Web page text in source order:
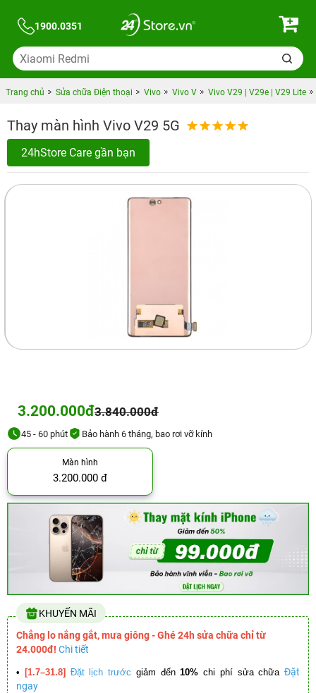
1900.0351
Trang chủ Sửa chữa Điện thoại Vivo Vivo V Vivo V29 | V29e | V29 Lite
Thay màn hình Vivo V29 5G
24hStore Care gần bạn
3.200.000đ3.840.000đ
45 - 60 phút Bảo hành 6 tháng, bao rơi vỡ kính
Màn hình
3.200.000 đ
KHUYẾN MÃI
Chẳng lo nắng gắt, mưa giông - Ghé 24h sửa chữa chỉ từ
24.000đ! Chi tiết
• [1.7–31.8] Đặt lịch trước giảm đến10% chi phí sửa chữa Đặt
ngay